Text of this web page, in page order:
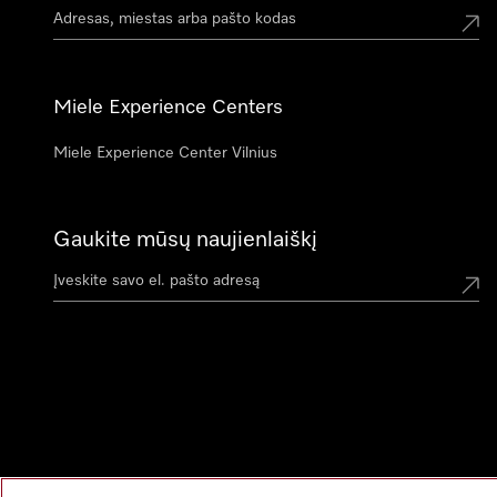
Miele Experience Centers
Miele Experience Center Vilnius
Gaukite mūsų naujienlaiškį